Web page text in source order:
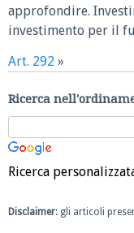
approfondire.
investimento per il
Art. 292 »
Ricerca
Ricerca
Disclaimer: gli articoli